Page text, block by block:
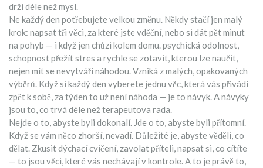
drží déle než mysl.
Ne každý den potřebujete velkou změnu. Někdy stačí jen malý
krok: napsat tři věci, za které jste vděční, nebo si dát pět minut
na pohyb — i když jen chůzi kolem domu.psychická odolnost,
schopnost přežít stres a rychle se zotavit, kterou lze naučit,
nejen mítse nevytváří náhodou. Vzniká z malých, opakovaných
výběrů. Když si každý den vyberete jednu věc, která vás přivádí
zpět k sobě, za týden to už není náhoda — je to návyk. A návyky
jsou to, co trvá déle než terapeutova rada.
Nejde o to, abyste byli dokonalí. Jde o to, abyste byli přítomní.
Když se vám něco zhorší, nevadí. Důležité je, abyste věděli, co
dělat. Zkusit dýchací cvičení, zavolat příteli, napsat si, co cítíte
— to jsou věci, které vás nechávají v kontrole. A to je právě to,